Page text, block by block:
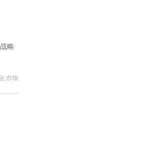
略
,市场